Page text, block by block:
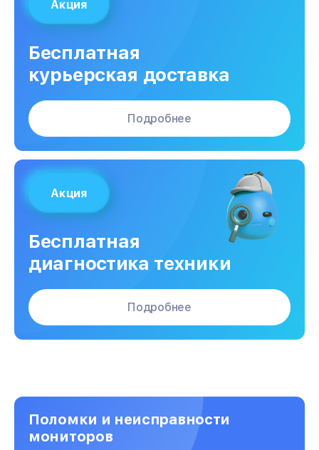
Акция
Бесплатная
курьерская доставка
Подробнее
Акция
Бесплатная
диагностика техники
Подробнее
Поломки и неисправности
мониторов